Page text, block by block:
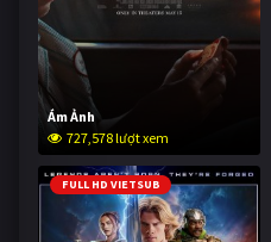
Ám Ảnh
727,578 lượt xem
FULL HD VIETSUB